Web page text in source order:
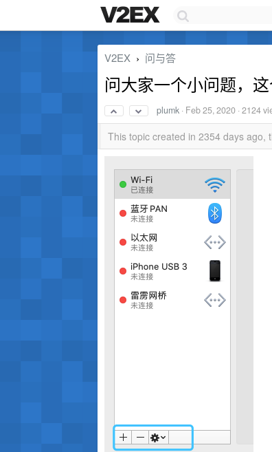
V2EX › 问与答
问大家一个小问题，
plumk · Feb 25, 2020 · 2124
This topic created in 2354 days ago,